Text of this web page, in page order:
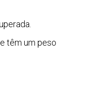
têm um peso